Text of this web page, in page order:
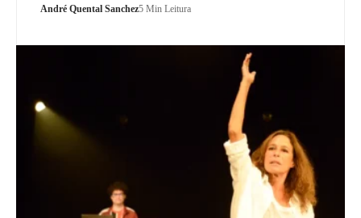
André Quental Sanchez5 Min Leitura